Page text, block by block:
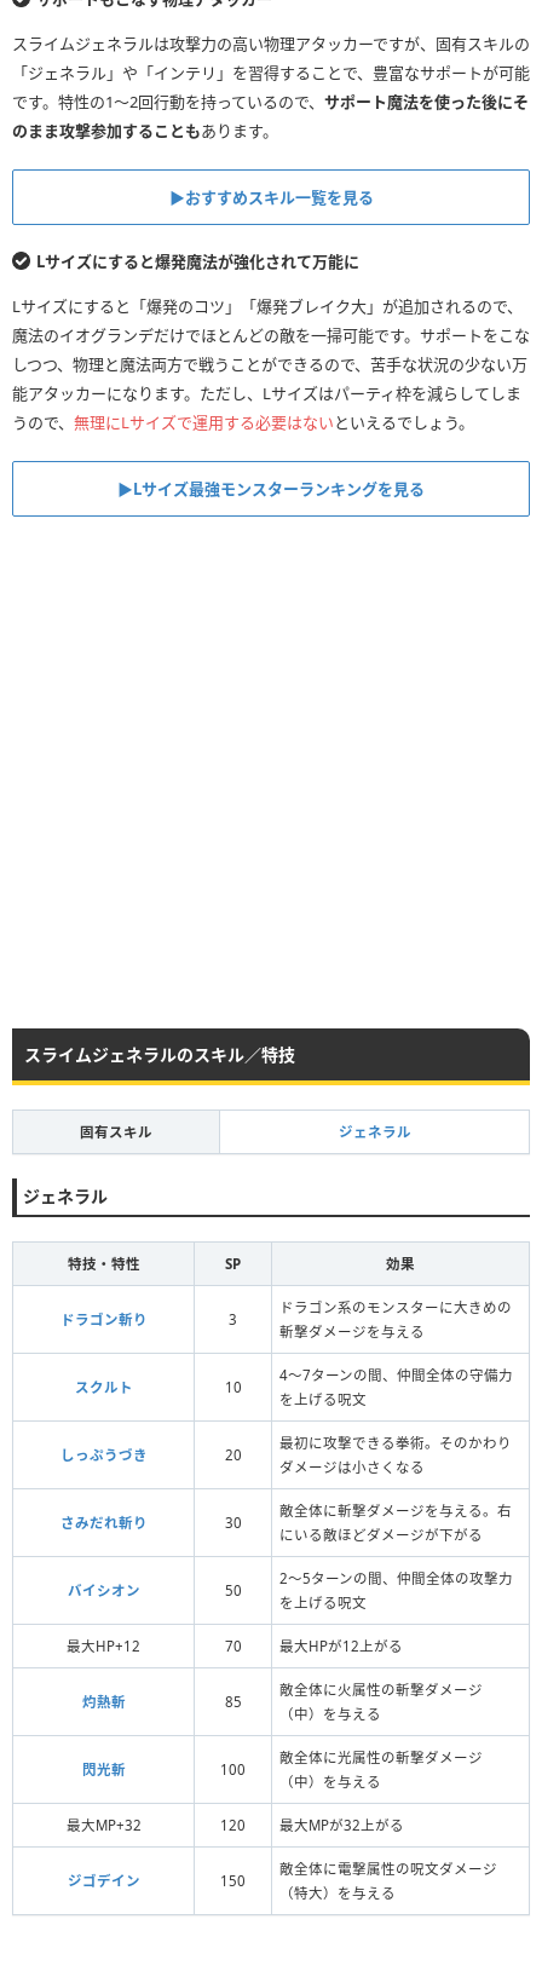
スライムジェネラルは攻撃力の高い物理アタッカーですが、固有スキルの
「ジェネラル」や「インテリ」を習得することで、豊富なサポートが可能
です。特性の1〜2回行動を持っているので、 サポート魔法を使った後にそ
のまま攻撃参加することもあります。
▶︎おすすめスキル一覧を見る
Lサイズにすると爆発魔法が強化されて万能に
Lサイズにすると「爆発のコツ」「爆発ブレイク大」が追加されるので、
魔法のイオグランデだけでほとんどの敵を一掃可能です。サポートをこな
しつつ、物理と魔法両方で戦うことができるので、苦手な状況の少ない万
能アタッカーになります。ただし、Lサイズはパーティ枠を減らしてしま
うので、 無理にLサイズで運用する必要はないといえるでしょう。
▶︎Lサイズ最強モンスターランキングを見る
スライムジェネラルのスキル／特技
固有スキル ジェネラル
ジェネラル
特技・特性 SP 効果
ドラゴン斬り 3
ドラゴン系のモンスターに大きめの
斬撃ダメージを与える
スクルト 10
4〜7ターンの間、仲間全体の守備力
を上げる呪文
しっぷうづき 20
最初に攻撃できる拳術。そのかわり
ダメージは小さくなる
さみだれ斬り 30
敵全体に斬撃ダメージを与える。右
にいる敵ほどダメージが下がる
バイシオン 50
2〜5ターンの間、仲間全体の攻撃力
を上げる呪文
最大HP+12 70 最大HPが12上がる
灼熱斬 85
敵全体に火属性の斬撃ダメージ
（中）を与える
閃光斬 100
敵全体に光属性の斬撃ダメージ
（中）を与える
最大MP+32 120 最大MPが32上がる
ジゴデイン 150
敵全体に電撃属性の呪文ダメージ
（特大）を与える